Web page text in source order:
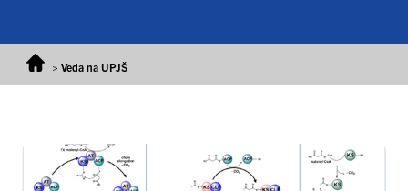
> Veda na UPJŠ